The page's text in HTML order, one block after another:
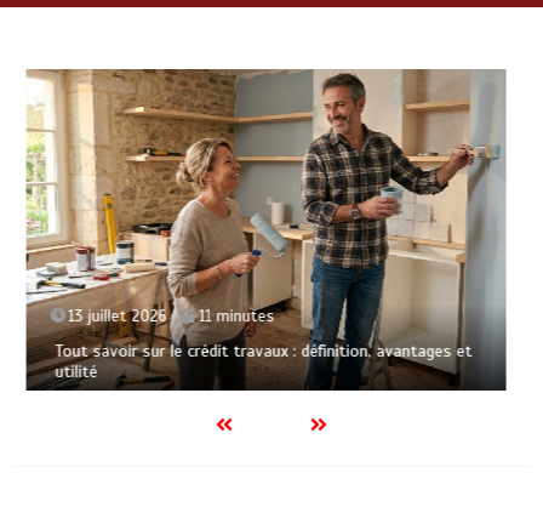
4 mai 2026 11 minutes
Tout savoir sur le remboursement des crédits à la
consommation : guide pratique et complet